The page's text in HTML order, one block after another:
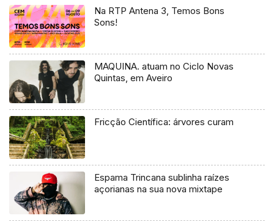
Na RTP Antena 3, Temos Bons
Sons!
MAQUINA. atuam no Ciclo Novas
Quintas, em Aveiro
Fricção Científica: árvores curam
Espama Trincana sublinha raízes
açorianas na sua nova mixtape